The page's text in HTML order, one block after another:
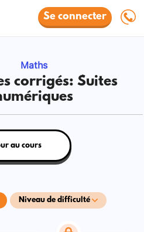
Se connecter
Maths
corrigés: Suites
Niveau de difficulté
au cours